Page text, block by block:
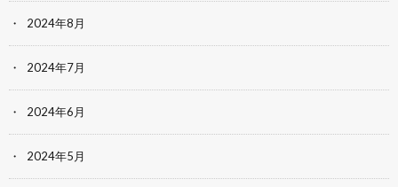
2024年8月
2024年7月
2024年6月
2024年5月